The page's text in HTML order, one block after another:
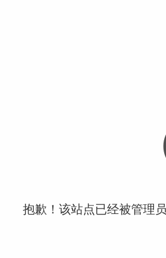
抱歉！该站点已经被管理